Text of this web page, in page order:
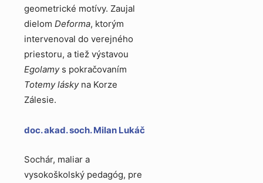
geometrické motívy. Zaujal
dielom Deforma, ktorým
intervenoval do verejného
priestoru, a tiež výstavou
Egolamys pokračovaním
Totemy láskyna Korze
Zálesie.
doc. akad. soch. Milan Lukáč
Sochár, maliar a
vysokoškolský pedagóg, pre